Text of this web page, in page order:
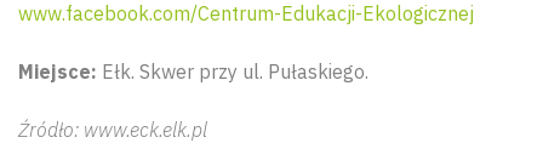
www.facebook.com/Centrum-Edukacji-Ekologicznej
Miejsce: Ełk. Skwer przy ul. Pułaskiego.
Źródło: www.eck.elk.pl